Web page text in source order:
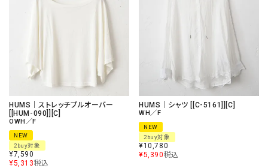
HUMS｜ストレッチプルオーバー
[[HUM-090]][C]
OWH／F
NEW
2buy対象
¥7,590
¥5,313税込
HUMS｜シャツ [[C-5161]][C]
WH／F
NEW
2buy対象
¥10,780
¥5,390税込